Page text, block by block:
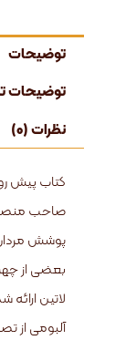
توضیحات
توضیحات
نظرات (0)
کتاب پیش
صاحب
پوشش
بعضی از
لاتین
آلبومی از